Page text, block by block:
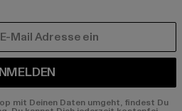
mit Deinen Daten umgeht, findest Du